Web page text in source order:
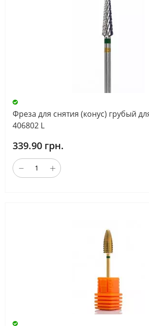
Фреза для снятия (конус) грубый
406802 L
339.90 грн.